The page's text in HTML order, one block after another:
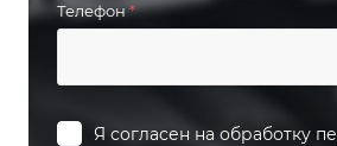
Телефон*
Я согласен на обработку